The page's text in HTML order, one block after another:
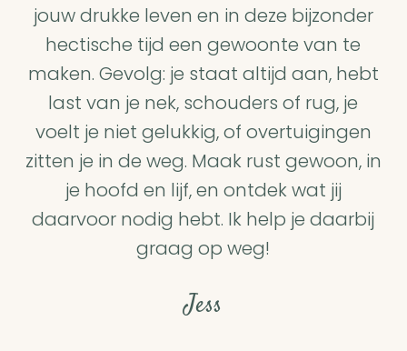
jouw drukke leven en in deze bijzonder
hectische tijd een gewoonte van te
maken. Gevolg: je staat altijd aan, hebt
last van je nek, schouders of rug, je
voelt je niet gelukkig, of overtuigingen
zitten je in de weg. Maak rust gewoon, in
je hoofd en lijf, en ontdek wat jij
daarvoor nodig hebt. Ik help je daarbij
graag op weg!
Jess